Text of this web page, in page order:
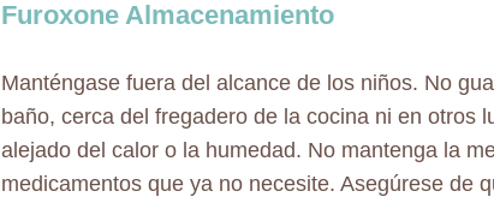
Furoxone Almacenamiento
Manténgase fuera del alcance de los niños. No
baño, cerca del fregadero de la cocina ni en otros
alejado del calor o la humedad. No mantenga la
medicamentos que ya no necesite. Asegúrese de